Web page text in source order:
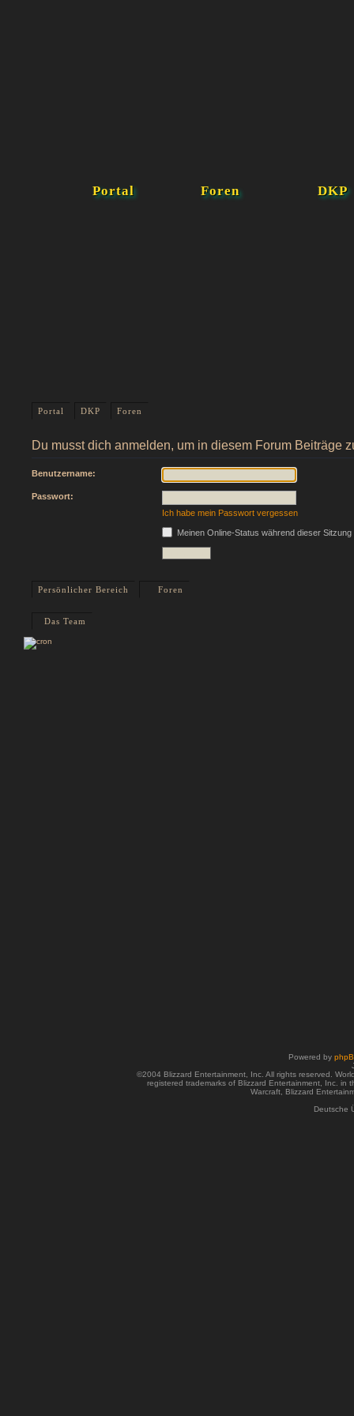
Portal Foren DKP
Portal DKP Foren
Du musst dich anmelden, um in diesem Forum Beiträge
Benutzername:
Passwort:
Ich habe mein Passwort vergessen
Meinen Online-Status während dieser
Persönlicher Bereich Foren
Das Team
Powered by
©2004 Blizzard Entertainment, Inc. All rights reserved.
registered trademarks of Blizzard Entertainment, Inc. in
Warcraft, Blizzard
Deutsche